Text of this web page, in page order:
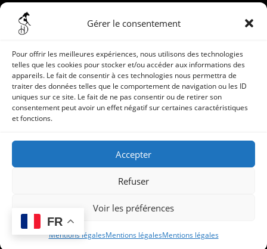
Gérer le consentement
Pour offrir les meilleures expériences, nous utilisons des technologies
telles que les cookies pour stocker et/ou accéder aux informations des
appareils. Le fait de consentir à ces technologies nous permettra de
traiter des données telles que le comportement de navigation ou les ID
uniques sur ce site. Le fait de ne pas consentir ou de retirer son
consentement peut avoir un effet négatif sur certaines caractéristiques
et fonctions.
Accepter
Refuser
Voir les préférences
Mentions légalesMentions légalesMentions légales
Nos Étalons Nos Poulinières
Actualités
© 2024 Haras des sylves -Mentions Légales- Réalisé par
FR